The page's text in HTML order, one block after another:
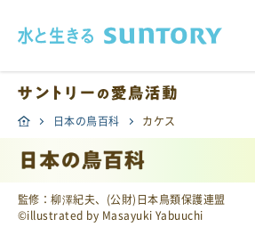
日本の鳥百科 カケス
監修：柳澤紀夫、(公財)日本鳥類保護連盟
©illustrated by Masayuki Yabuuchi